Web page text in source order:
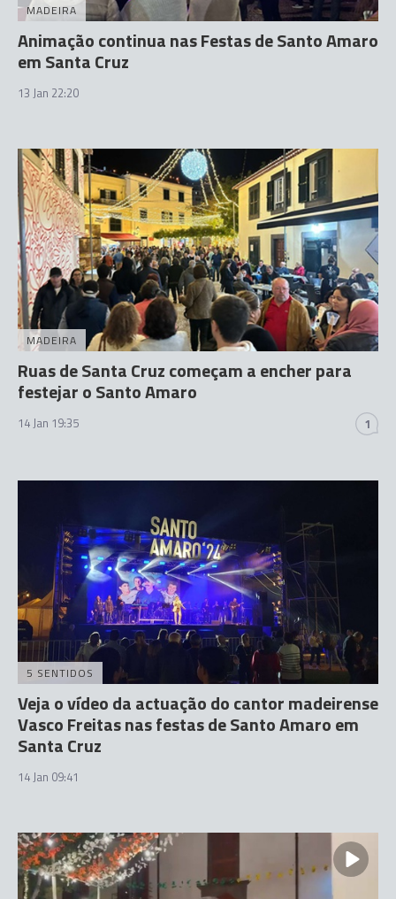
MADEIRA
Animação continua nas Festas de Santo Amaro
em Santa Cruz
13 Jan 22:20
MADEIRA
Ruas de Santa Cruz começam a encher para
festejar o Santo Amaro
14 Jan 19:35 1
5 SENTIDOS
Veja o vídeo da actuação do cantor madeirense
Vasco Freitas nas festas de Santo Amaro em
Santa Cruz
14 Jan 09:41